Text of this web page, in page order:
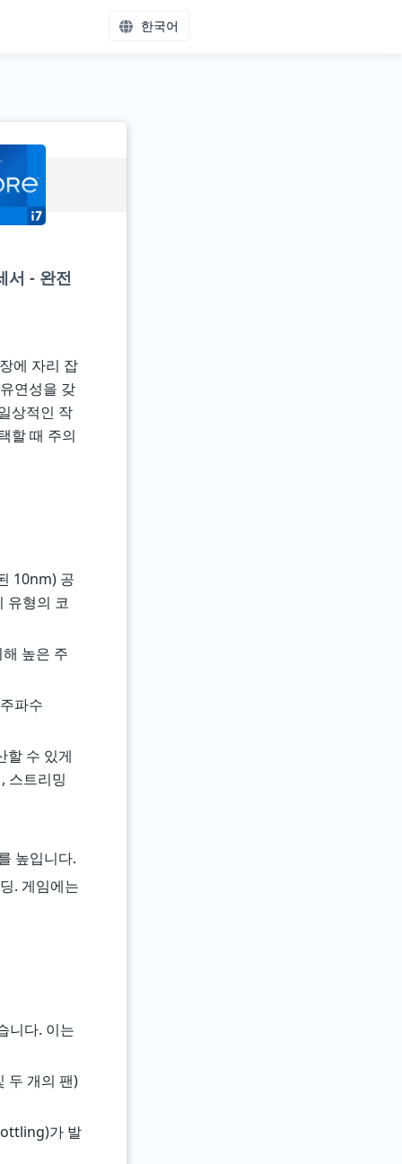
한국어
서 - 완전
에 자리 잡
연성을 갖
상적인 작
할 때 주의
10nm) 공
유형의 코
높은 주
파수
할 수 있게
스트리밍
높입니다.
. 게임에는
니다. 이는
두 개의 팬)
가 발